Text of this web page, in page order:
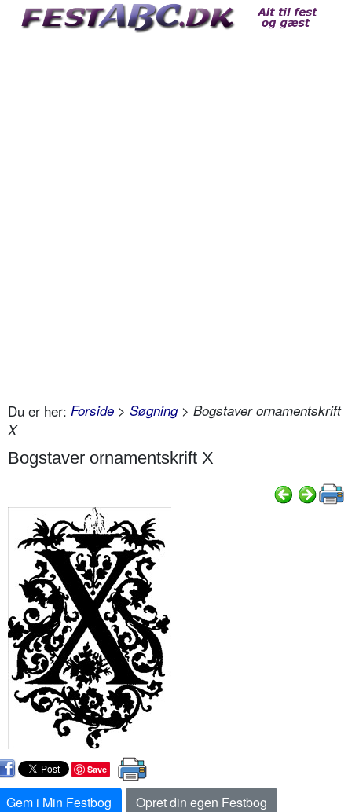
Du er her: Forside > Søgning> Bogstaver ornamentskrift
X
Bogstaver ornamentskrift X
Save
Gem i Min Festbog
Opret din egen Festbog